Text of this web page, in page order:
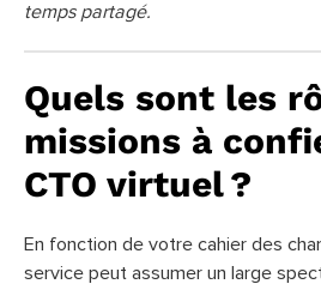
temps partagé.
Quels sont les
missions à
CTO virtuel ?
En fonction de votre cahier des
service peut assumer un large